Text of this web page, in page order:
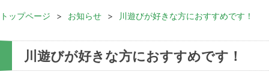
トップページ > お知らせ > 川遊びが好きな方におすすめです！
川遊びが好きな方におすすめです！